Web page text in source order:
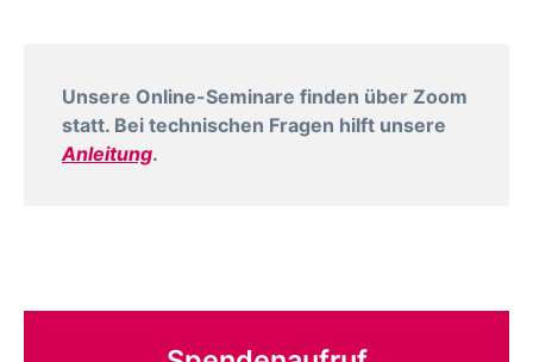
Unsere Online-Seminare finden über Zoom
statt. Bei technischen Fragen hilft unsere
Anleitung.